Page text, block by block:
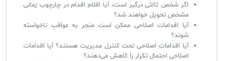
اگر شخص ثالثی درگیر است، آیا اقلام اقدام در چارچوب زمانی
مشخص تحویل خواهند شد؟
آیا اقدامات اصلاحی ممکن است منجر به عواقب ناخواسته
شوند؟
آیا اقدامات اصلاحی تحت کنترل مدیریت هستند؟ آیا اقدامات
اصلاحی احتمال تکرار را کاهش می‌دهند؟